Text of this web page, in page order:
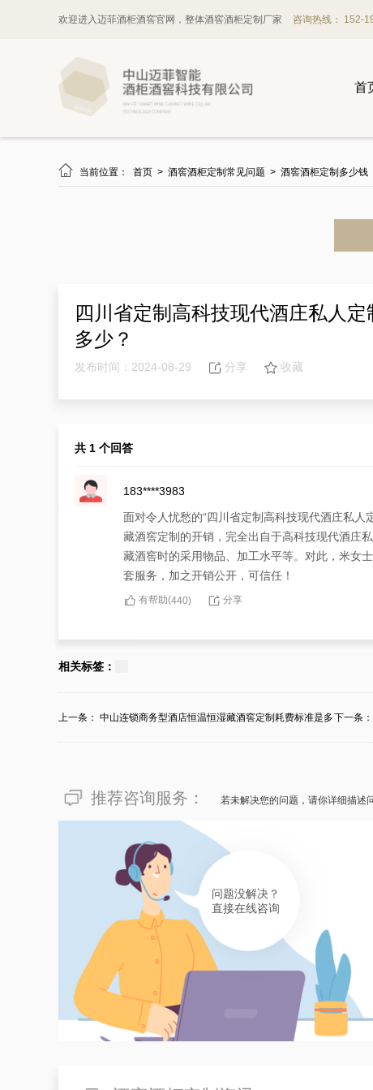
欢迎进入迈菲酒柜酒窖官网，整体酒窖酒柜定制厂家 咨询热线： 152-
首
 当前位置： 首页 > 酒窖酒柜定制常见问题 > 酒窖酒柜定制多少钱
四川省定制高科技现代酒庄私人
多少？
发布时间：2024-08-29 分享 收藏
共 1 个回答
183****3983
面对令人忧愁的“四川省定制高科技现代酒庄私
藏酒窖定制的开销，完全出自于高科技现代酒庄
藏酒窖时的采用物品、加工水平等。对此，米女
套服务，加之开销公开，可信任！
有帮助(440) 分享
相关标签：
上一条： 中山连锁商务型酒店恒温恒湿藏酒窖定制耗费标准是多下一条：
推荐咨询服务： 若未解决您的问题，请你详细描述
问题没解决？
直接在线咨询